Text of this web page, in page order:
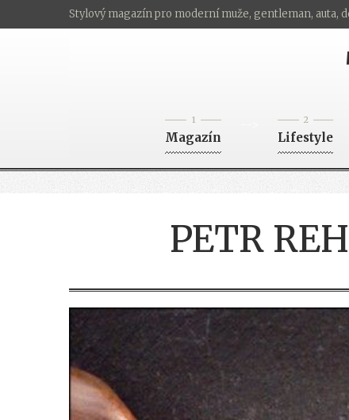
Stylový magazín pro moderní muže, gentleman, auta,
1
Magazín
2
Lifestyle
PETR